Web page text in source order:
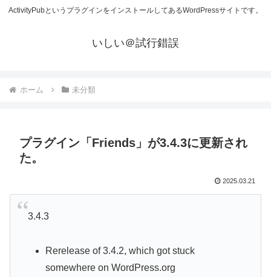
ActivityPubというプラグインをインストールしてあるWordPressサイトです。
いしい＠試行錯誤
ホーム 未分類
プラグイン「Friends」が3.4.3に更新され
た。
2025.03.21
3.4.3
Rerelease of 3.4.2, which got stuck
somewhere on WordPress.org